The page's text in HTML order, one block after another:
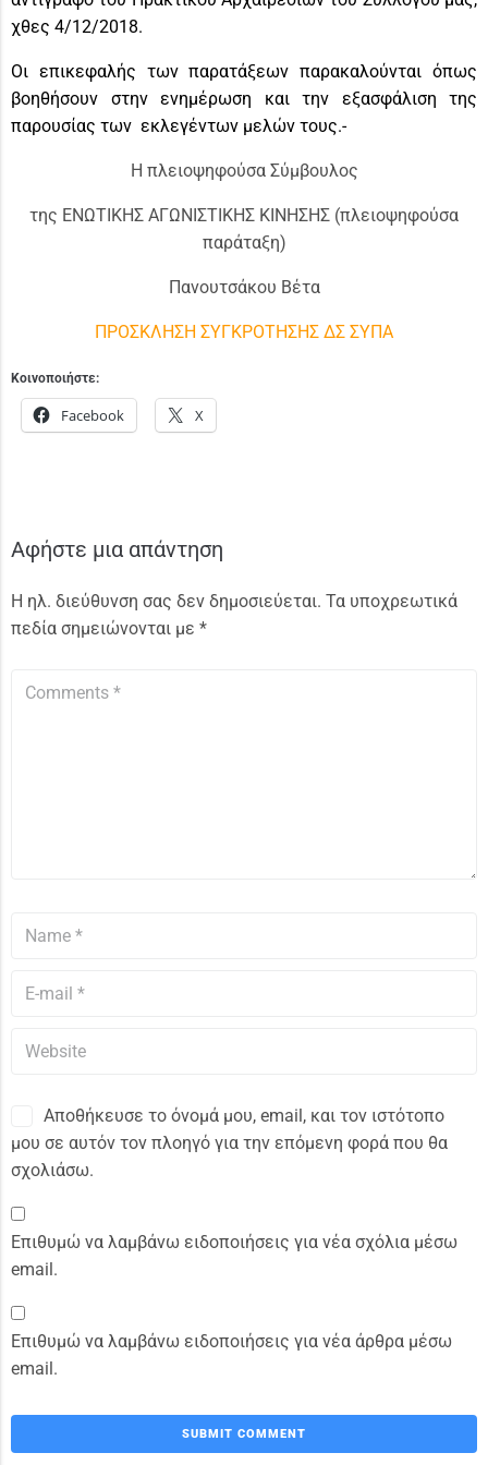
χθες 4/12/2018.
Οι επικεφαλής των παρατάξεων παρακαλούνται όπως
βοηθήσουν στην ενημέρωση και την εξασφάλιση της
παρουσίας των εκλεγέντων μελών τους.-
Η πλειοψηφούσα Σύμβουλος
της ΕΝΩΤΙΚΗΣ ΑΓΩΝΙΣΤΙΚΗΣ ΚΙΝΗΣΗΣ (πλειοψηφούσα
παράταξη)
Πανουτσάκου Βέτα
ΠΡΟΣΚΛΗΣΗ ΣΥΓΚΡΟΤΗΣΗΣ ΔΣ ΣΥΠΑ
Κοινοποιήστε:
Facebook X
Αφήστε μια απάντηση
Η ηλ. διεύθυνση σας δεν δημοσιεύεται. Τα υποχρεωτικά
πεδία σημειώνονται με *
Αποθήκευσε το όνομά μου, email, και τον ιστότοπο
μου σε αυτόν τον πλοηγό για την επόμενη φορά που θα
σχολιάσω.
Επιθυμώ να λαμβάνω ειδοποιήσεις για νέα σχόλια μέσω
email.
Επιθυμώ να λαμβάνω ειδοποιήσεις για νέα άρθρα μέσω
email.